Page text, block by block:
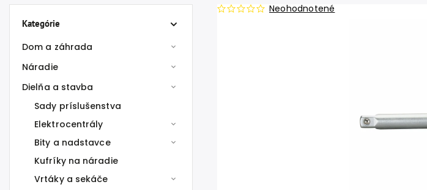
Kategórie
Dom a záhrada
Náradie
Dielňa a stavba
Sady príslušenstva
Elektrocentrály
Bity a nadstavce
Kufríky na náradie
Vrtáky a sekáče
Neohodnotené